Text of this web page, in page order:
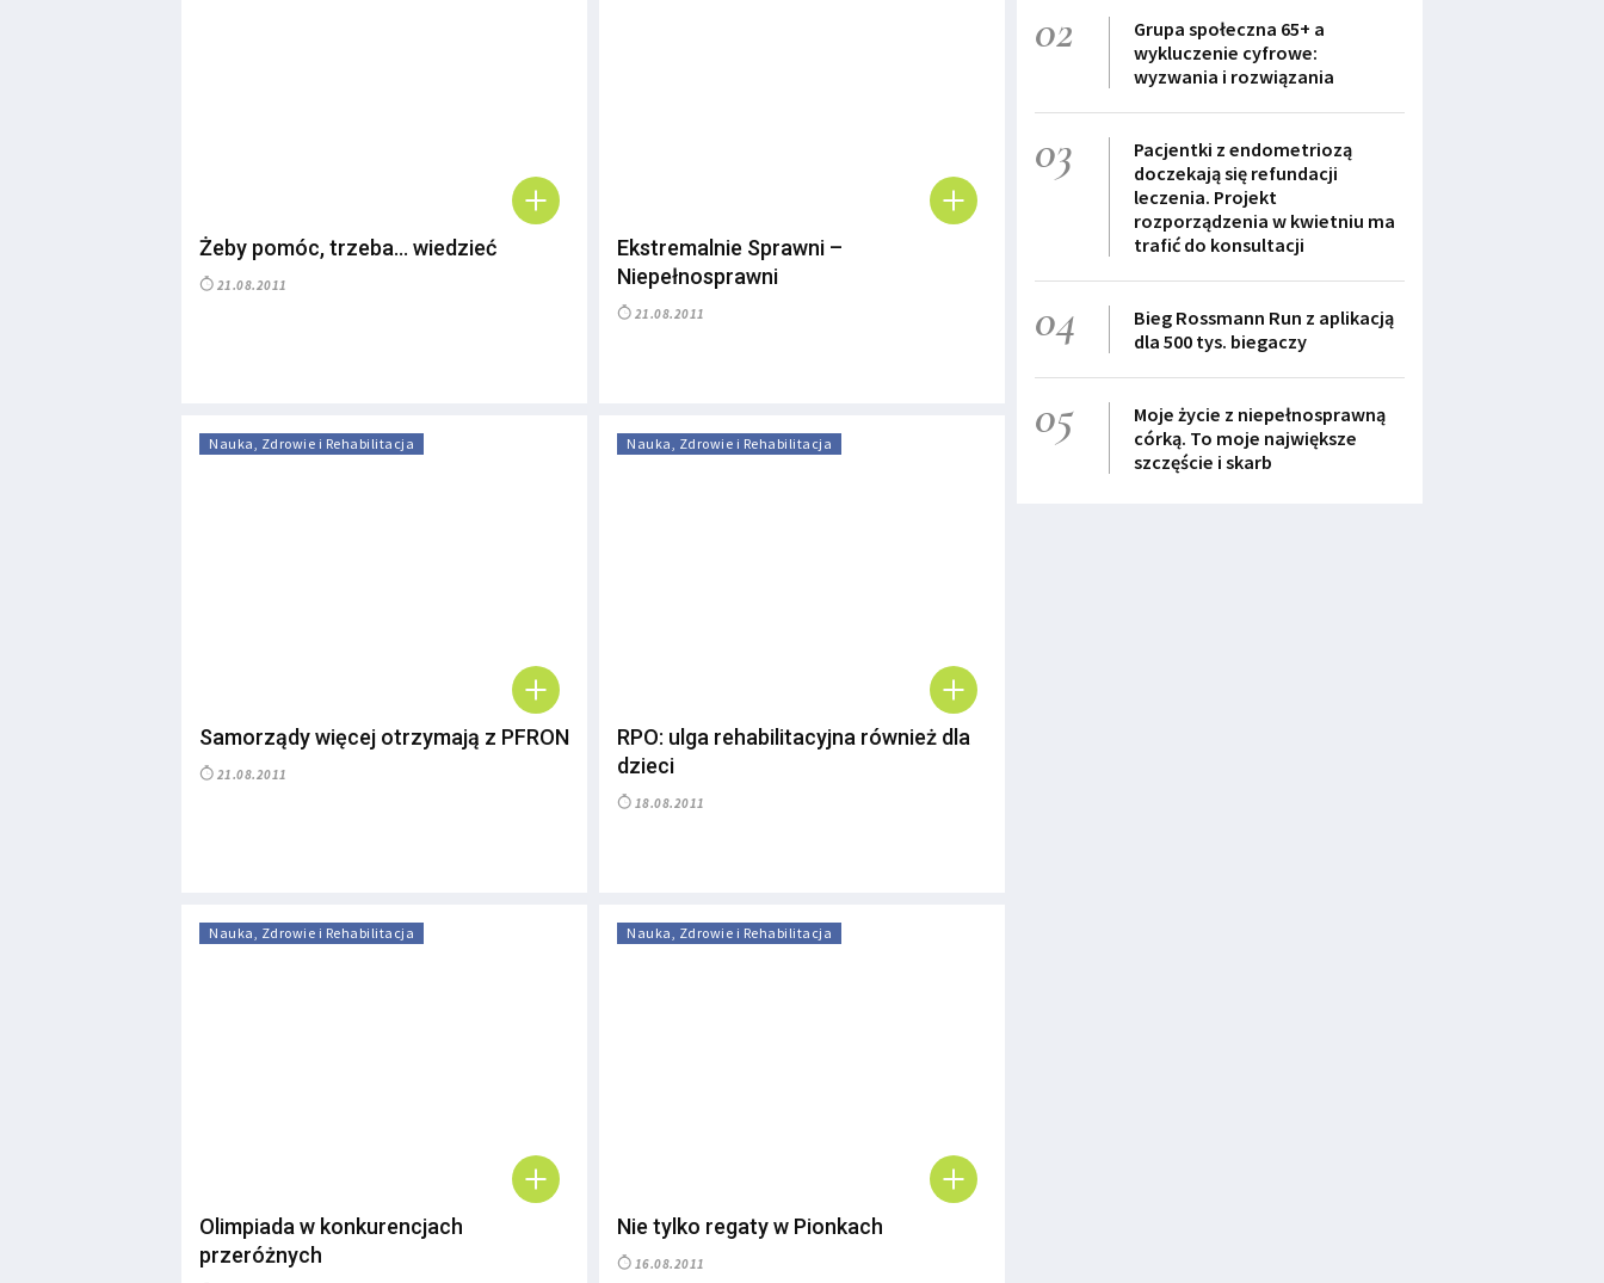
Żeby pomóc, trzeba… wiedzieć
21.08.2011
Ekstremalnie Sprawni –
Niepełnosprawni
21.08.2011
Nauka, Zdrowie i Rehabilitacja
Samorządy więcej otrzymają z PFRON
21.08.2011
Nauka, Zdrowie i Rehabilitacja
RPO: ulga rehabilitacyjna również dla
dzieci
18.08.2011
Nauka, Zdrowie i Rehabilitacja
Olimpiada w konkurencjach
przeróżnych
Nauka, Zdrowie i Rehabilitacja
Nie tylko regaty w Pionkach
16.08.2011
02
Grupa społeczna 65+ a
wykluczenie cyfrowe:
wyzwania i rozwiązania
03
Pacjentki z endometriozą
doczekają się refundacji
leczenia. Projekt
rozporządzenia w kwietniu ma
trafić do konsultacji
04
Bieg Rossmann Run z aplikacją
dla 500 tys. biegaczy
05
Moje życie z niepełnosprawną
córką. To moje największe
szczęście i skarb